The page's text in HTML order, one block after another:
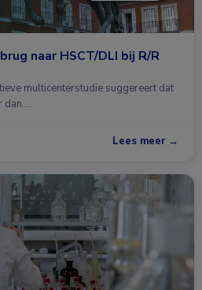
naar HSCT/DLI bij R/R
multicenterstudie suggereert dat
dan …
Lees meer →